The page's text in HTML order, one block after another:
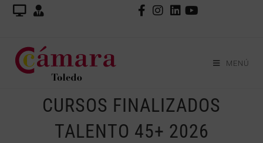
MENÚ
CURSOS FINALIZADOS
TALENTO 45+ 2026